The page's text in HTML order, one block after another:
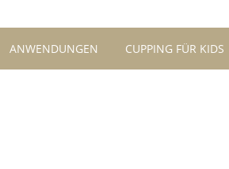
ANWENDUNGEN CUPPING FÜR KIDS